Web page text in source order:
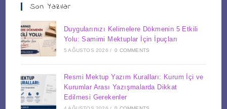
Son Yazılar
Duygularınızı Kelimelere Dökmenin 5 Etkili
Yolu: Samimi Mektuplar İçin İpuçları
5 AĞUSTOS 2026 / 0 COMMENTS
Resmi Mektup Yazım Kuralları: Kurum İçi ve
Kurumlar Arası Yazışmalarda Dikkat
Edilmesi Gerekenler